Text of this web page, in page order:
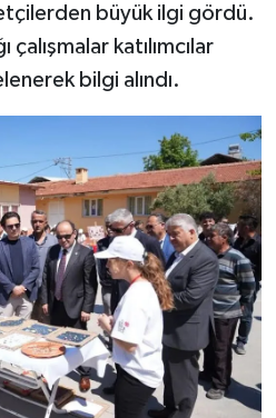
büyük ilgi gördü.
çalışmalar katılımcılar
bilgi alındı.